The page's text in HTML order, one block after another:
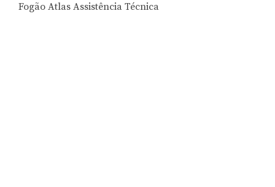
Fogão Atlas Assistência Técnica